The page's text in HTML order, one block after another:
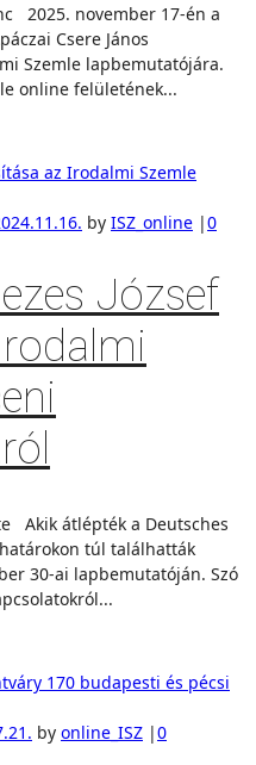
2025. november 17-én a
Csere János
Szemle lapbemutatójára.
online felületének...
by ISZ_online |0
József
Akik átlépték a Deutsches
túl találhatták
30-ai lapbemutatóján. Szó
by online_ISZ |0